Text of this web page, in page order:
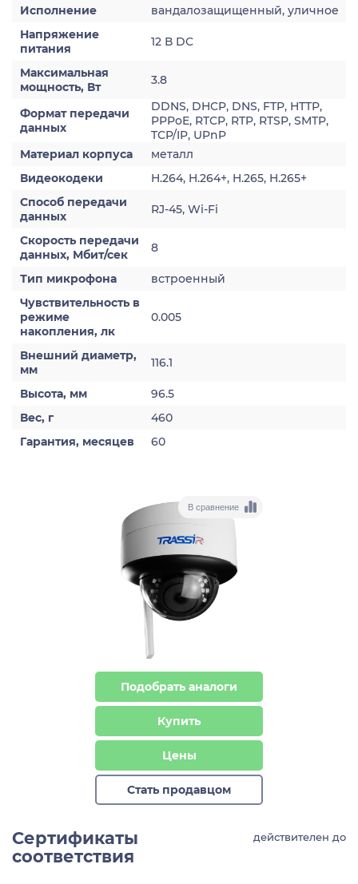
Исполнение
вандалозащищенный, уличное
Напряжение
питания
12 В DC
Максимальная
мощность, Вт
3.8
Формат передачи
данных
DDNS, DHCP, DNS, FTP, HTTP,
PPPoE, RTCP, RTP, RTSP, SMTP,
TCP/IP, UPnP
Материал корпуса
металл
Видеокодеки
H.264, H.264+, H.265, H.265+
Способ передачи
данных
RJ-45, Wi-Fi
Скорость передачи
данных, Мбит/сек
8
Тип микрофона
встроенный
Чувствительность в
режиме
накопления, лк
0.005
Внешний диаметр,
мм
116.1
Высота, мм
96.5
Вес, г
460
Гарантия, месяцев
60
В сравнение
Подобрать аналоги
Купить
Цены
Стать продавцом
Сертификаты
соответствия
действителен до